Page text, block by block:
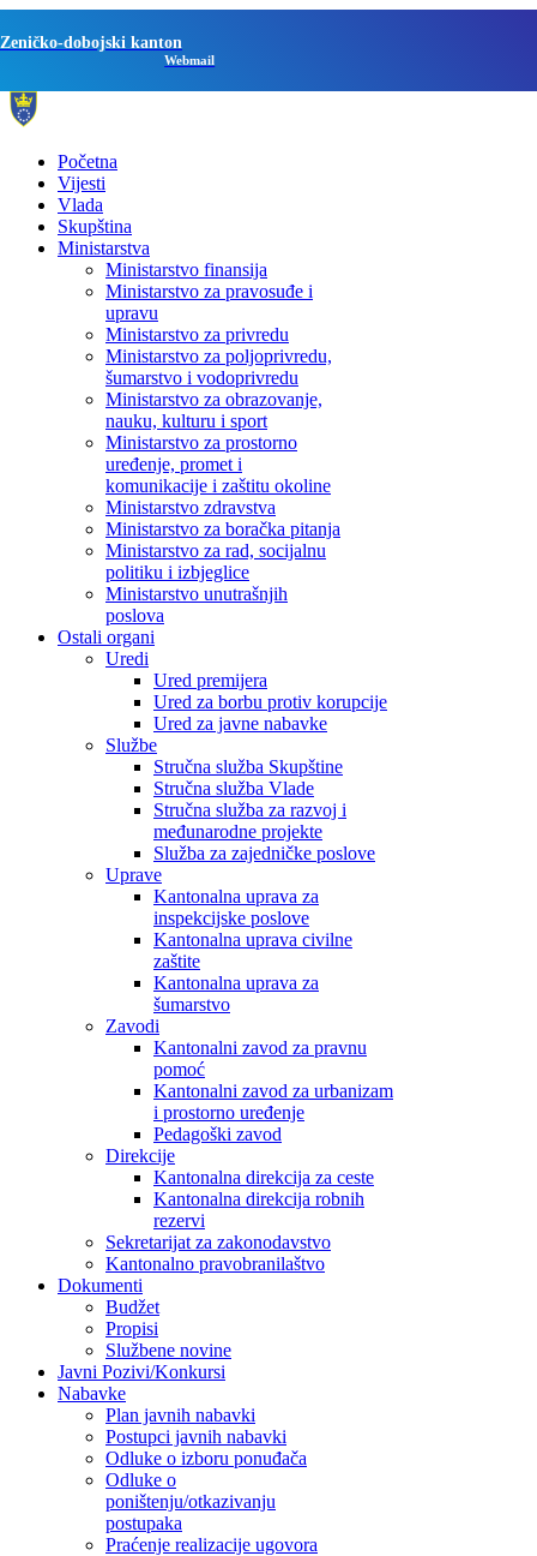
Zeničko-dobojski kanton
Webmail
Početna
Vijesti
Vlada
Skupština
Ministarstva
Ministarstvo finansija
Ministarstvo za pravosuđe i
upravu
Ministarstvo za privredu
Ministarstvo za poljoprivredu,
šumarstvo i vodoprivredu
Ministarstvo za obrazovanje,
nauku, kulturu i sport
Ministarstvo za prostorno
uređenje, promet i
komunikacije i zaštitu okoline
Ministarstvo zdravstva
Ministarstvo za boračka pitanja
Ministarstvo za rad, socijalnu
politiku i izbjeglice
Ministarstvo unutrašnjih
poslova
Ostali organi
Uredi
Ured premijera
Ured za borbu protiv korupcije
Ured za javne nabavke
Službe
Stručna služba Skupštine
Stručna služba Vlade
Stručna služba za razvoj i
međunarodne projekte
Služba za zajedničke poslove
Uprave
Kantonalna uprava za
inspekcijske poslove
Kantonalna uprava civilne
zaštite
Kantonalna uprava za
šumarstvo
Zavodi
Kantonalni zavod za pravnu
pomoć
Kantonalni zavod za urbanizam
i prostorno uređenje
Pedagoški zavod
Direkcije
Kantonalna direkcija za ceste
Kantonalna direkcija robnih
rezervi
Sekretarijat za zakonodavstvo
Kantonalno pravobranilaštvo
Dokumenti
Budžet
Propisi
Službene novine
Javni Pozivi/Konkursi
Nabavke
Plan javnih nabavki
Postupci javnih nabavki
Odluke o izboru ponuđača
Odluke o
poništenju/otkazivanju
postupaka
Praćenje realizacije ugovora